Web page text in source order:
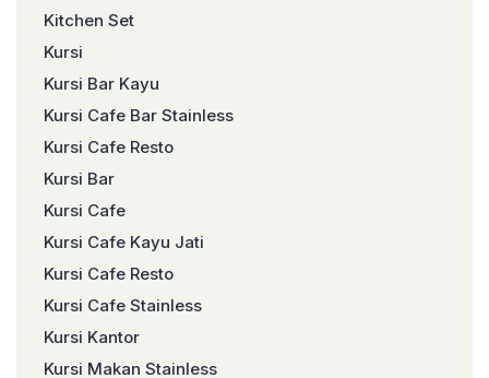
Kitchen Set
Kursi
Kursi Bar Kayu
Kursi Cafe Bar Stainless
Kursi Cafe Resto
Kursi Bar
Kursi Cafe
Kursi Cafe Kayu Jati
Kursi Cafe Resto
Kursi Cafe Stainless
Kursi Kantor
Kursi Makan Stainless